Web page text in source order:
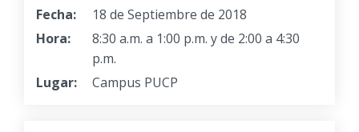
Fecha:
18 de Septiembre de 2018
Hora:
8:30 a.m. a 1:00 p.m. y de 2:00 a 4:30
p.m.
Lugar:
Campus PUCP